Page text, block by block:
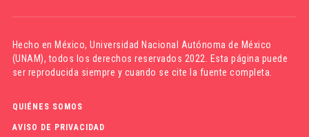
Hecho en México,Universidad Nacional Autónoma de México
(UNAM), todos los derechos reservados 2022. Esta página puede
ser reproducida siempre y cuando se cite la fuente completa.
QUIÉNES SOMOS
AVISO DE PRIVACIDAD